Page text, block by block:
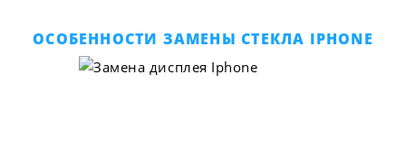
ОСОБЕННОСТИ ЗАМЕНЫ СТЕКЛА IPHONE